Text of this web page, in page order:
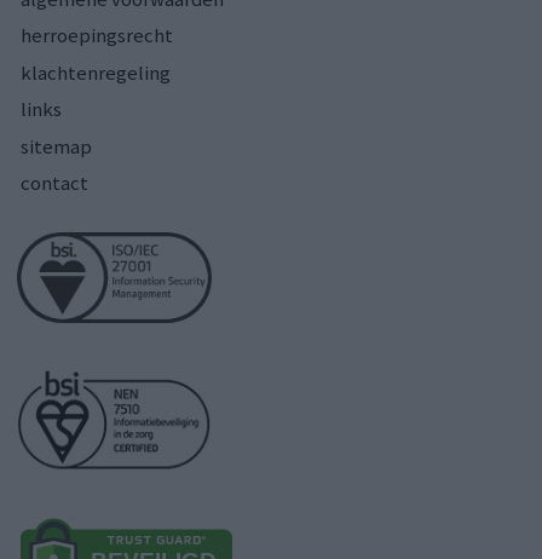
herroepingsrecht
klachtenregeling
links
sitemap
contact